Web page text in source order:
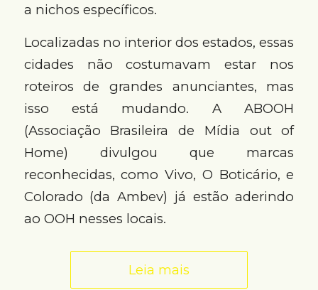
a nichos específicos.
Localizadas no interior dos estados, essas
cidades não costumavam estar nos
roteiros de grandes anunciantes, mas
isso está mudando. A ABOOH
(Associação Brasileira de Mídia out of
Home) divulgou que marcas
reconhecidas, como Vivo, O Boticário, e
Colorado (da Ambev) já estão aderindo
ao OOH nesses locais.
Leia mais